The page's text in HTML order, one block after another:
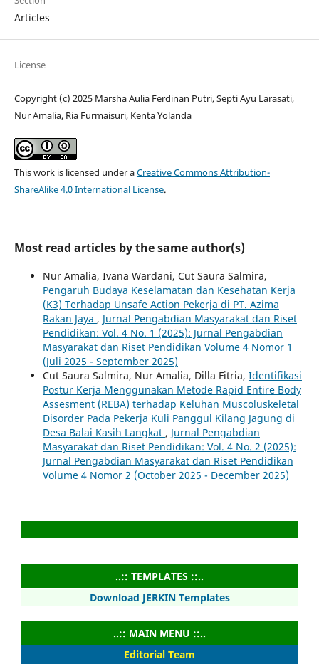
Articles
License
Copyright (c) 2025 Marsha Aulia Ferdinan Putri, Septi Ayu Larasati,
Nur Amalia, Ria Furmaisuri, Kenta Yolanda
This work is licensed under aCreative Commons Attribution-
ShareAlike 4.0 International License.
Most read articles by the same author(s)
Nur Amalia, Ivana Wardani, Cut Saura Salmira,
Pengaruh Budaya Keselamatan dan Kesehatan Kerja
(K3) Terhadap Unsafe Action Pekerja di PT. Azima
Rakan Jaya , Jurnal Pengabdian Masyarakat dan Riset
Pendidikan: Vol. 4 No. 1 (2025): Jurnal Pengabdian
Masyarakat dan Riset Pendidikan Volume 4 Nomor 1
(Juli 2025 - September 2025)
Cut Saura Salmira, Nur Amalia, Dilla Fitria, Identifikasi
Postur Kerja Menggunakan Metode Rapid Entire Body
Assesment (REBA) terhadap Keluhan Muscoluskeletal
Disorder Pada Pekerja Kuli Panggul Kilang Jagung di
Desa Balai Kasih Langkat , Jurnal Pengabdian
Masyarakat dan Riset Pendidikan: Vol. 4 No. 2 (2025):
Jurnal Pengabdian Masyarakat dan Riset Pendidikan
Volume 4 Nomor 2 (October 2025 - December 2025)
..:: TEMPLATES ::..
Download JERKIN Templates
..:: MAIN MENU ::..
Editorial Team